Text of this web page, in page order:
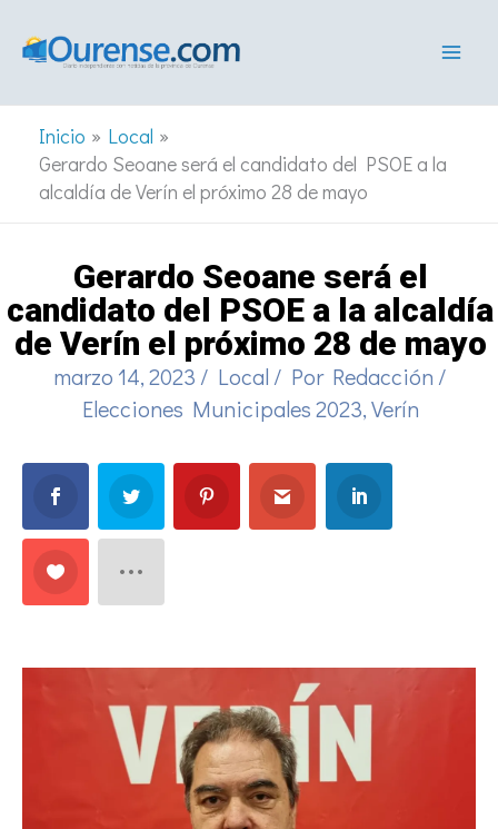
Inicio
Local
Gerardo Seoane será el candidato del PSOE a la
alcaldía de Verín el próximo 28 de mayo
Gerardo Seoane será el
candidato del PSOE a la alcaldía
de Verín el próximo 28 de mayo
marzo 14, 2023 / Local / Por Redacción /
Elecciones Municipales 2023,Verín